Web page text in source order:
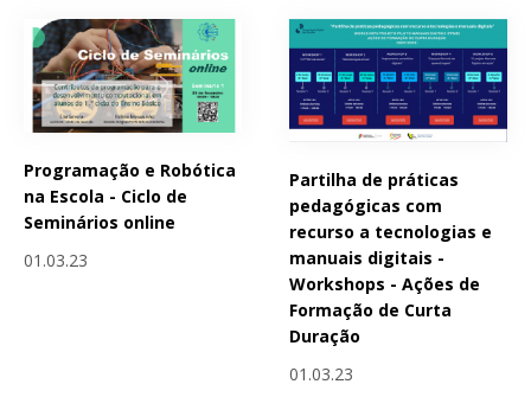
Programação e Robótica
na Escola - Ciclo de
Seminários online
01.03.23
Partilha de práticas
pedagógicas com
recurso a tecnologias e
manuais digitais -
Workshops - Ações de
Formação de Curta
Duração
01.03.23